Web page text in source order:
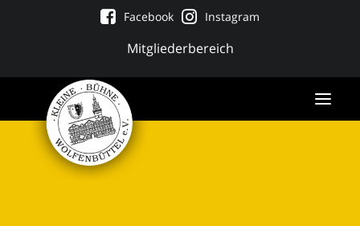
Mitgliederbereich
Facebook Instagram